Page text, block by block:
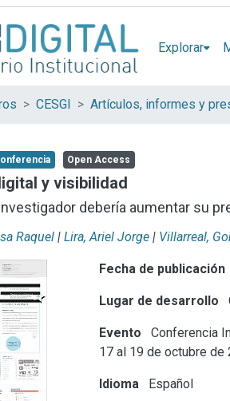
Explorar
CESGI
Open Access
y visibilidad
debería aumentar su
Raquel | Lira, Ariel Jorge | Villarreal,
Fecha de publicación
Lugar de desarrollo
Evento
Conferencia
17 al 19 de octubre de
Idioma Español